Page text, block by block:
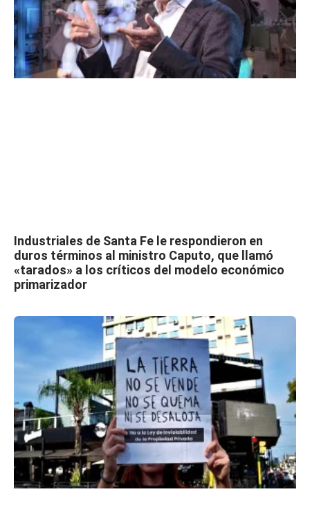
Industriales de Santa Fe le respondieron en
duros términos al ministro Caputo, que llamó
«tarados» a los críticos del modelo económico
primarizador